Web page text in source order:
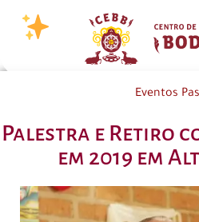
Eventos
Palestra e Retiro
em 2019 em